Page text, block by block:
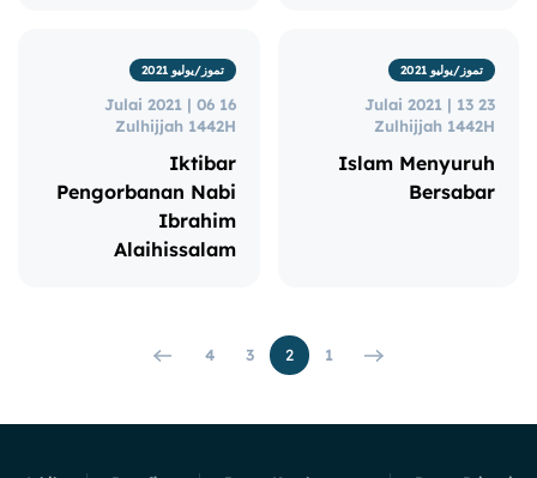
تموز/يوليو 2021
23 Julai 2021 | 13
Zulhijjah 1442H
Islam Menyuruh
Bersabar
تموز/يوليو 2021
16 Julai 2021 | 06
Zulhijjah 1442H
Iktibar
Pengorbanan Nabi
Ibrahim
Alaihissalam
1
2
3
4